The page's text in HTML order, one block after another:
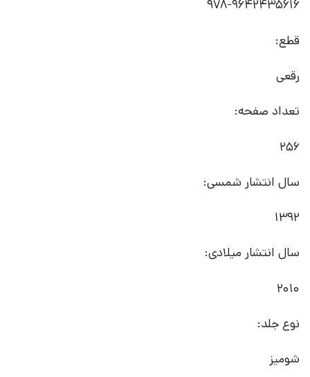
978-9642435616
قطع:
رقعی
تعداد صفحه:
256
سال انتشار شمسی:
1392
سال انتشار میلادی:
2010
نوع جلد:
شومیز